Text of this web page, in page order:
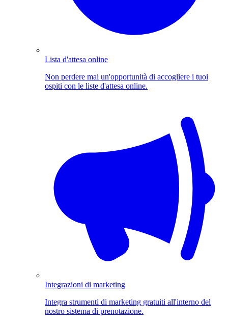
Lista d'attesa online
Non perdere mai un'opportunità di accogliere i tuoi
ospiti con le liste d'attesa online.
Integrazioni di marketing
Integra strumenti di marketing gratuiti all'interno del
nostro sistema di prenotazione.